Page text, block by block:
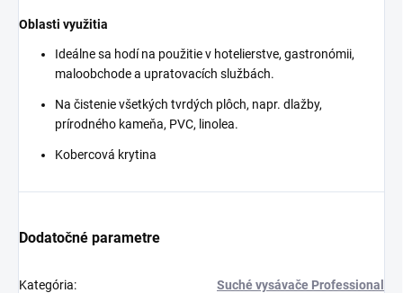
Oblasti využitia
Ideálne sa hodí na použitie v hotelierstve, gastronómii,
maloobchode a upratovacích službách.
Na čistenie všetkých tvrdých plôch, napr. dlažby,
prírodného kameňa, PVC, linolea.
Kobercová krytina
Dodatočné parametre
Kategória: Suché vysávače Professional